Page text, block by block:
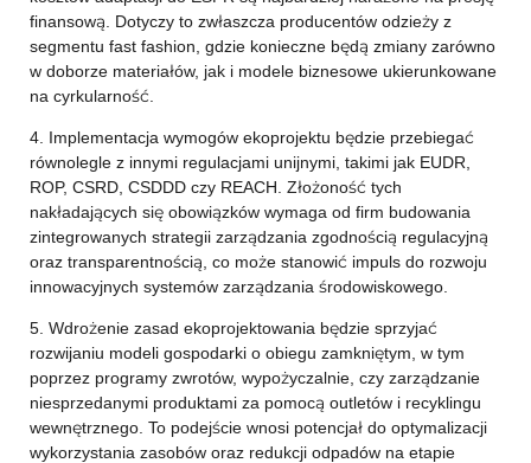
finansową. Dotyczy to zwłaszcza producentów odzieży z
segmentu fast fashion, gdzie konieczne będą zmiany zarówno
w doborze materiałów, jak i modele biznesowe ukierunkowane
na cyrkularność.
4. Implementacja wymogów ekoprojektu będzie przebiegać
równolegle z innymi regulacjami unijnymi, takimi jak EUDR,
ROP, CSRD, CSDDD czy REACH. Złożoność tych
nakładających się obowiązków wymaga od firm budowania
zintegrowanych strategii zarządzania zgodnością regulacyjną
oraz transparentnością, co może stanowić impuls do rozwoju
innowacyjnych systemów zarządzania środowiskowego.
5. Wdrożenie zasad ekoprojektowania będzie sprzyjać
rozwijaniu modeli gospodarki o obiegu zamkniętym, w tym
poprzez programy zwrotów, wypożyczalnie, czy zarządzanie
niesprzedanymi produktami za pomocą outletów i recyklingu
wewnętrznego. To podejście wnosi potencjał do optymalizacji
wykorzystania zasobów oraz redukcji odpadów na etapie